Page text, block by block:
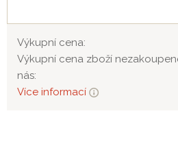
Výkupní cena:
Výkupní cena zboží
nás:
Více informací